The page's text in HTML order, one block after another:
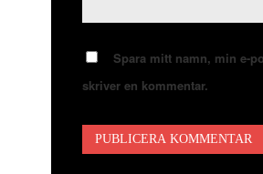
Spara mitt namn, min e-
skriver en kommentar.